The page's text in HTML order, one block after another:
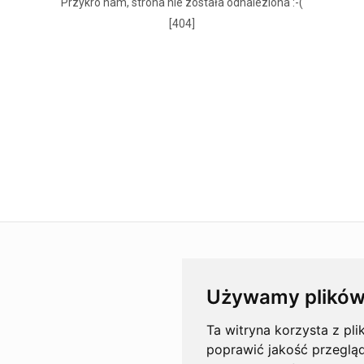
Używamy
Ta witryna korzysta z
poprawić jakość
[404]